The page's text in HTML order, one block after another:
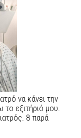
να κάνει την
εξιτήριό μου.
8 παρά